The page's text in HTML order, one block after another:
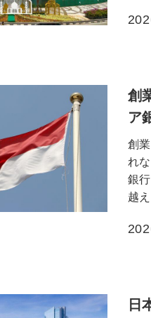
投
創
ア
創
れ
銀
越
投
日